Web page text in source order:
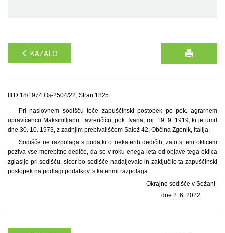
KAZALO
III D 18/1974 Os-2504/22, Stran 1825
Pri naslovnem sodišču teče zapuščinski postopek po pok. agrarnem
upravičencu Maksimiljanu Lavrenčiču, pok. Ivana, roj. 19. 9. 1919, ki je umrl
dne 30. 10. 1973, z zadnjim prebivališčem Salež 42, Občina Zgonik, Italija.
Sodišče ne razpolaga s podatki o nekaterih dedičih, zato s tem oklicem
poziva vse morebitne dediče, da se v roku enega leta od objave tega oklica
zglasijo pri sodišču, sicer bo sodišče nadaljevalo in zaključilo ta zapuščinski
postopek na podlagi podatkov, s katerimi razpolaga.
Okrajno sodišče v Sežani
dne 2. 6. 2022